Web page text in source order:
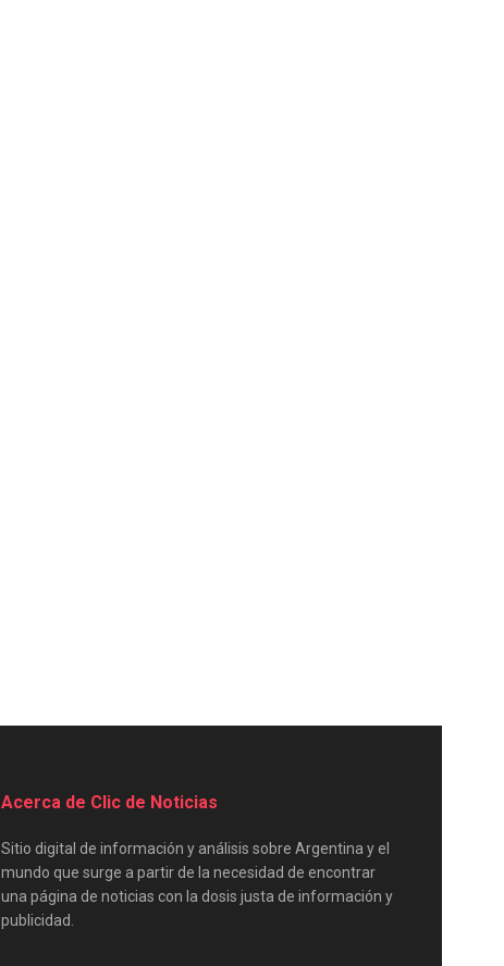
Acerca de Clic de Noticias
Sitio digital de información y análisis sobre Argentina y el
mundo que surge a partir de la necesidad de encontrar
una página de noticias con la dosis justa de información y
publicidad.